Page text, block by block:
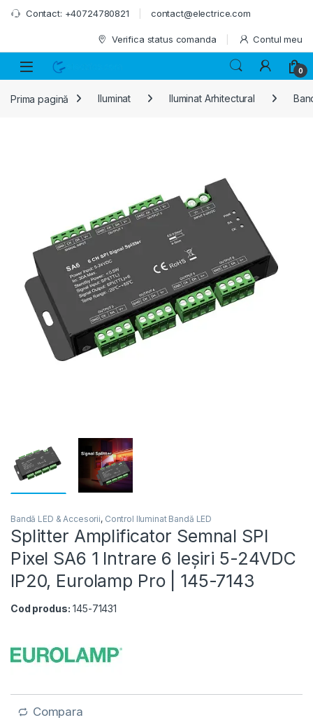
Skip to navigation
Skip to content
Contact: +40724780821 contact@electrice.com
Verifica status comanda Contul meu
0
Prima pagină Iluminat Iluminat Arhitectural
Bandă LED & Accesorii, Control Iluminat Bandă LED
Splitter Amplificator Semnal SPI
Pixel SA6 1 Intrare 6 Ieșiri 5-24VDC
IP20, Eurolamp Pro | 145-7143
Cod produs: 145-71431
Compara